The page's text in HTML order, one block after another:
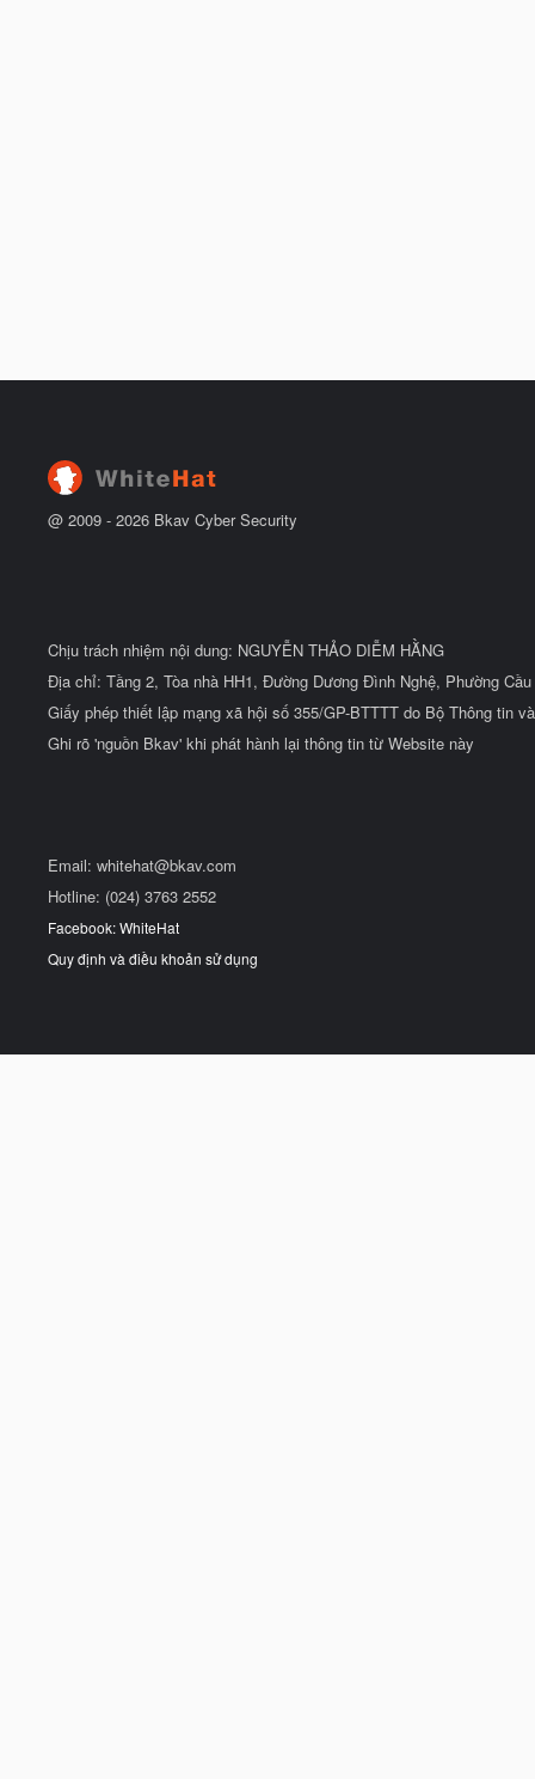
@ 2009 - 2026 Bkav Cyber Security
Chịu trách nhiệm nội dung: NGUYỄN THẢO DIỄM HẰNG
Địa chỉ: Tầng 2, Tòa nhà HH1, Đường Dương Đình Nghệ, Phường
Giấy phép thiết lập mạng xã hội số 355/GP-BTTTT do Bộ Thông tin
Ghi rõ 'nguồn Bkav' khi phát hành lại thông tin từ Website này
Email: whitehat@bkav.com
Hotline: (024) 3763 2552
Facebook: WhiteHat
Quy định và điều khoản sử dụng